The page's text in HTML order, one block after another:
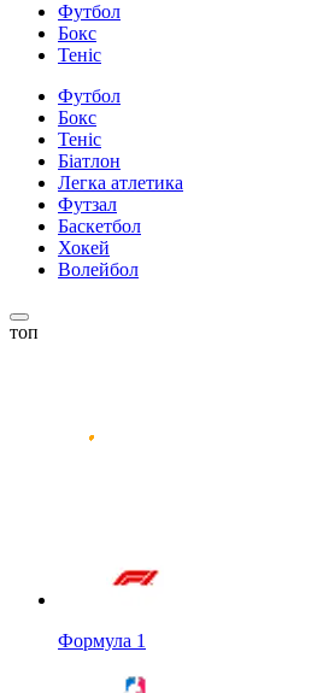
Футбол
Бокс
Теніс
Футбол
Бокс
Теніс
Біатлон
Легка атлетика
Футзал
Баскетбол
Хокей
Волейбол
топ
Формула 1